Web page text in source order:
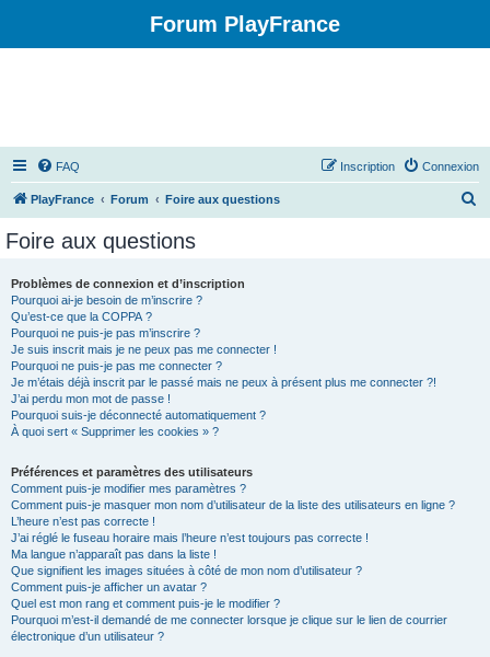
Forum PlayFrance
FAQ Connexion
Inscription
PlayFrance Forum Foire aux questions
Foire aux questions
Problèmes de connexion et d’inscription
Pourquoi ai-je besoin de m’inscrire ?
Qu’est-ce que la COPPA ?
Pourquoi ne puis-je pas m’inscrire ?
Je suis inscrit mais je ne peux pas me connecter !
Pourquoi ne puis-je pas me connecter ?
Je m’étais déjà inscrit par le passé mais ne peux à présent plus me connecter ?!
J’ai perdu mon mot de passe !
Pourquoi suis-je déconnecté automatiquement ?
À quoi sert « Supprimer les cookies » ?
Préférences et paramètres des utilisateurs
Comment puis-je modifier mes paramètres ?
Comment puis-je masquer mon nom d’utilisateur de la liste des utilisateurs en ligne ?
L’heure n’est pas correcte !
J’ai réglé le fuseau horaire mais l’heure n’est toujours pas correcte !
Ma langue n’apparaît pas dans la liste !
Que signifient les images situées à côté de mon nom d’utilisateur ?
Comment puis-je afficher un avatar ?
Quel est mon rang et comment puis-je le modifier ?
Pourquoi m’est-il demandé de me connecter lorsque je clique sur le lien de courrier
électronique d’un utilisateur ?